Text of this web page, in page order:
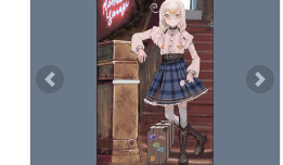
Previous Next